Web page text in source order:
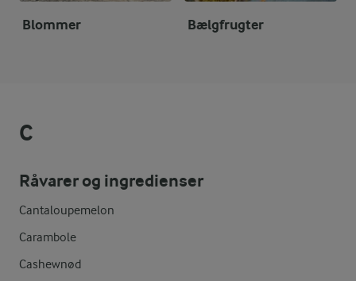
Blommer Bælgfrugter
C
Råvarer og ingredienser
Cantaloupemelon
Carambole
Cashewnød